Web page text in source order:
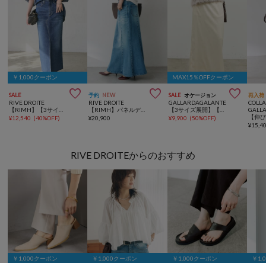
￥1,000クーポン
SALE 
RIVE DROITE
¥12,540 (40%OFF)
予約 NEW 
RIVE DROITE
¥20,900
MAX15％OFFクーポン
SALE オケージョン 
GALLARDAGALANTE
¥9,900 (50%OFF)
再入荷
¥
RIVE DROITEからのおすすめ
￥1,000クーポン ￥1,000クーポン ￥1,000クーポン ￥